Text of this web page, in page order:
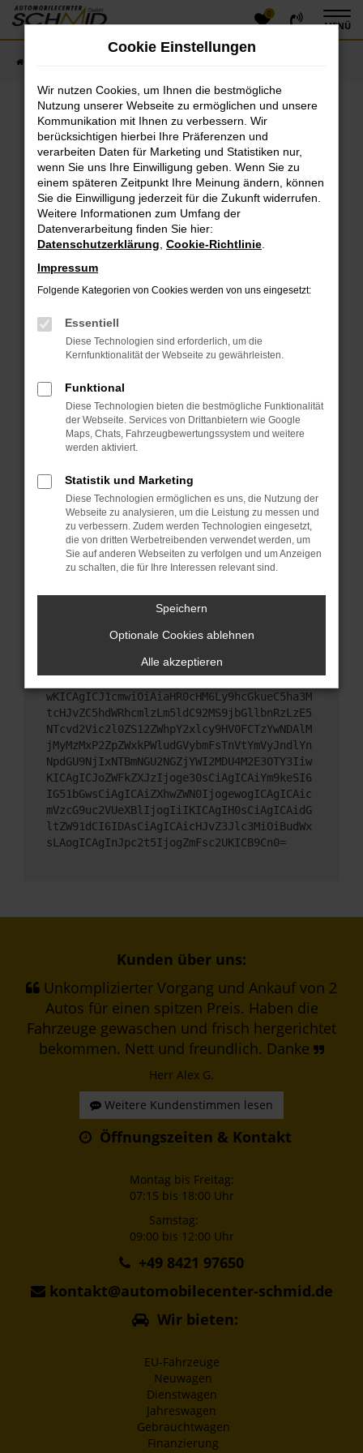
Zum
Hauptinhalt
0
MENÜ
Fehler: Network Error
Beim Laden ist ein Fehler aufgetreten.
Hier sind ein paar Tipps, die dir helfen können:
Überprüfe deine Firewall und deine
Internetverbindung.
Laden andere Webseiten, zum Beispiel deine
Suchmaschine?
Prüfe deine Browsererweiterungen.
das Laden bestimmter Seiten verhindern.
Funktioniert die Seite in einem anderen Browser
oder in einem privaten Fenster?
Das kann manchmal helfen, vorübergehende
Probleme zu beheben.
Stelle sicher, dass dein Browser und dein
Betriebssystem auf dem neuesten Stand sind.
Sicherheitsrisiko, sondern kann auch dazu führen,
dass bestimmte Funktionen nicht mehr
unterstützt werden.
Wende dich an den Webseitenbetreiber.
Wenn du alle oben genannten Schritte versucht
hast, kontaktiere uns bitte. Wir werden versuchen,
das Problem zu beheben. Du kannst uns diesen
Text schicken, um uns bei der Fehlersuche zu
unterstützen:
ewogICJuYW1lIjogIk5ldHdvcmtFcnJvciIsCiAgI
mNvbmZpZyI6IHsKICAgICJtZXRob2QiOiAiR0VUIi
wKICAgICJ1cmwiOiAiaHR0cHM6Ly9hcGkueC5ha3M
tcHJvZC5hdWRhcmlzLm5ldC92MS9jbGllbnRzLzE5
NTcvd2Vic2l0ZS12ZWhpY2xlcy9HV0FCTzYwNDAlM
jMyMzMxP2ZpZWxkPWludGVybmFsTnVtYmVyJndlYn
NpdGU9NjIxNTBmNGU2NGZjYWI2MDU4M2E3OTY3Iiw
KICAgICJoZWFkZXJzIjoge30sCiAgICAiYm9keSI6
IG51bGwsCiAgICAiZXhwZWN0IjogewogICAgICAic
mVzcG9uc2VUeXBlIjogIiIKICAgIH0sCiAgICAidG
ltZW91dCI6IDAsCiAgICAicHJvZ3Jlc3MiOiBudWx
sLAogICAgInJpc2t5IjogZmFsc2UKICB9Cn0=
Kunden über uns:
Unkomplizierter Vorgang und Ankauf von 2
Autos für einen spitzen Preis. Haben die
Fahrzeuge gewaschen und frisch hergerichtet
bekommen. Nett und freundlich. Danke
Herr Alex G.
Weitere Kundenstimmen lesen
Öffnungszeiten & Kontakt
Montag bis Freitag:
07:15 bis 18:00 Uhr
Samstag:
09:00 bis 12:00 Uhr
+49 8421 97650
kontakt@automobilecenter-schmid.de
Wir bieten:
EU-Fahrzeuge
Neuwagen
Dienstwagen
Jahreswagen
Gebrauchtwagen
Finanzierung
Cookie Einstellungen
Wir nutzen Cookies, um Ihnen die bestmögliche
Nutzung unserer Webseite zu ermöglichen und unsere
Kommunikation mit Ihnen zu verbessern. Wir
berücksichtigen hierbei Ihre Präferenzen und
verarbeiten Daten für Marketing und Statistiken nur,
wenn Sie uns Ihre Einwilligung geben. Wenn Sie zu
einem späteren Zeitpunkt Ihre Meinung ändern, können
Sie die Einwilligung jederzeit für die Zukunft widerrufen.
Weitere Informationen zum Umfang der
Datenverarbeitung finden Sie hier:
Datenschutzerklärung Cookie-Richtlinie
Impressum
Folgende Kategorien von Cookies werden von uns eingesetzt:
Essentiell
Diese Technologien sind erforderlich, um die
Kernfunktionalität der Webseite zu gewährleisten.
Funktional
Diese Technologien bieten die bestmögliche Funktionalität
der Webseite. Services von Drittanbietern wie Google
Maps, Chats, Fahrzeugbewertungssystem und weitere
werden aktiviert.
Statistik und Marketing
Diese Technologien ermöglichen es uns, die Nutzung der
Webseite zu analysieren, um die Leistung zu messen und
zu verbessern. Zudem werden Technologien eingesetzt,
die von dritten Werbetreibenden verwendet werden, um
Sie auf anderen Webseiten zu verfolgen und um Anzeigen
zu schalten, die für Ihre Interessen relevant sind.
Speichern
Optionale Cookies ablehnen
Alle akzeptieren